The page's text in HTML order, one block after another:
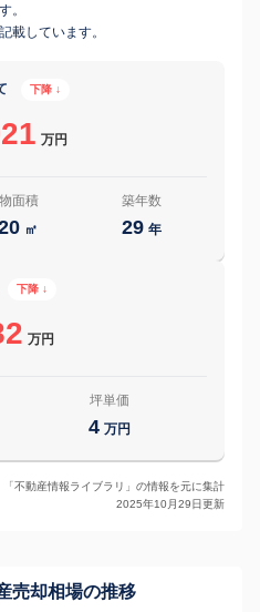
。
載しています。
下降 ↓
万円
面積
㎡
築年数
29 年
下降 ↓
万円
坪単価
4 万円
「不動産情報ライブラリ」の情報を元に集計
2025年10月29日更新
売却相場の推移